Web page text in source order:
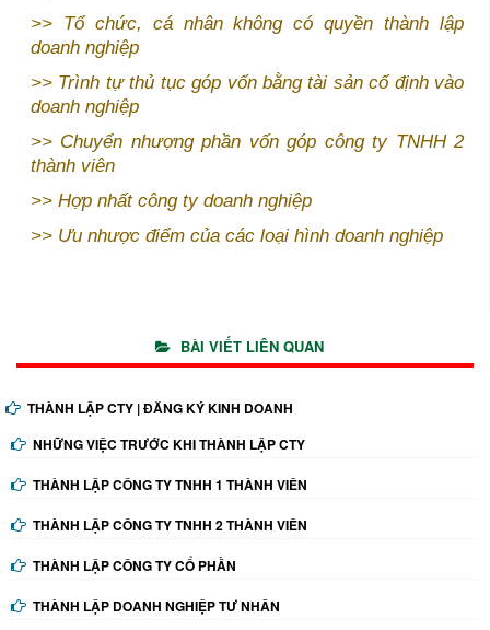
>> Tổ chức, cá nhân không có quyền thành lập
doanh nghiệp
>> Trình tự thủ tục góp vốn bằng tài sản cố định vào
doanh nghiệp
>> Chuyển nhượng phần vốn góp công ty TNHH 2
thành viên
>> Hợp nhất công ty doanh nghiệp
>> Ưu nhược điểm của các loại hình doanh nghiệp
BÀI VIẾT LIÊN QUAN
THÀNH LẬP CTY | ĐĂNG KÝ KINH DOANH
NHỮNG VIỆC TRƯỚC KHI THÀNH LẬP CTY
THÀNH LẬP CÔNG TY TNHH 1 THÀNH VIÊN
THÀNH LẬP CÔNG TY TNHH 2 THÀNH VIÊN
THÀNH LẬP CÔNG TY CỔ PHẦN
THÀNH LẬP DOANH NGHIỆP TƯ NHÂN